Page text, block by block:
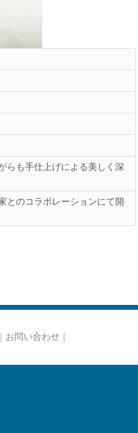
らも手仕上げによる美しく深
とのコラボレーションにて開
お問い合わせ